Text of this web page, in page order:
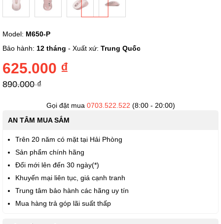
đến
phần
của
thư
viện
Model: M650-P
Bảo hành: 12 tháng - Xuất xứ: Trung Quốc
625.000 ₫
890.000 ₫
Gọi đặt mua 0703.522.522 (8:00 - 20:00)
AN TÂM MUA SẮM
Trên 20 năm có mặt tại Hải Phòng
Sản phẩm chính hãng
Đổi mới lên đến 30 ngày(*)
Khuyến mại liên tục, giá cạnh tranh
Trung tâm bảo hành các hãng uy tín
Mua hàng trả góp lãi suất thấp